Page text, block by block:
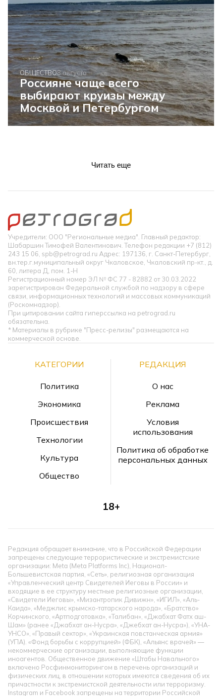
ОБЩЕСТВО8 августа
Россияне чаще всего
выбирают круизы между
Москвой и Петербургом
Читать еще
Учредители: ООО "Региональные медиа". Главный редактор:
Шабаршин Тимофей Валентинович. Телефон редакции +7 (812)
243 15 06, spb@petrograd.ru Адрес: 197136, г. Санкт-Петербург,
вн.тер.г.муниципальный округ Чкаловское, Чкаловский пр-кт., д.
60, литера Д, пом. 1-Н
Регистрационный номер ЭЛ № ФС 77 - 82882 от 30.03.2022
зарегистрирован Федеральной службой по надзору в сфере
связи, информационных технологий и массовых коммуникаций
(Роскомнадзор).
При цитировании сайта гиперссылка на petrograd.ru
обязательна.
* Материалы в рубрике "Пресс-релизы" размещаются на
коммерческой основе.
КАТЕГОРИИ
Политика
Экономика
Происшествия
Технологии
Культура
Общество
РЕДАКЦИЯ
О нас
Реклама
Условия
использования
Политика об обработке
персональных данных
18+
Редакция обращает внимание, что в Российской Федерации
запрещены следующие террористические и экстремистские
организации: Meta (Meta Platforms Inc), Национал-
Большевистская партия, «Сеть», религиозная организация
«Управленческий центр Свидетелей Иеговы в России» и
входящие в ее структуру местные религиозные организации,
«Свидетели Иеговы», «Мизантропик Дивижн», «ИГИЛ», «Аль-
Каида», «Меджлис крымско-татарского народа», «Братство»
Корчинского, «Артподготовка», «Талибан», «Джабхат Фатх аш-
Шам» (ранее «Джабхат ан-Нусра», «Джебхат ан-Нусра»), «УНА-
УНСО», «Правый сектор», «Украинская повстанческая армия»
(УПА). «Фонд борьбы с коррупцией» (ФБК), «Альянс врачей» —
некоммерческие организации, выполняющие функции
иноагентов. Общественное движение «Штабы Навального»
включено Росфинмониторингом в перечень организаций и
физических лиц, в отношении которых имеются сведения об их
причастности к экстремистской деятельности или терроризму.
Instagram и Facebook запрещены на территории Российской